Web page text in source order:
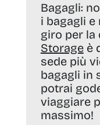
Bagagli:
i bagagli
giro per la
Storageè
sede più
bagagli in
potrai
viaggiare
massimo!